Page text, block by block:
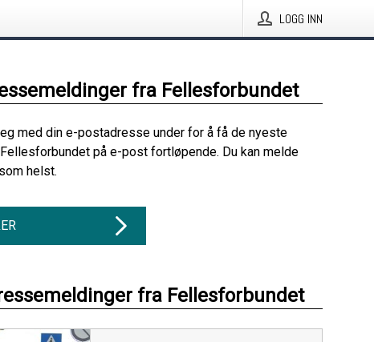
LOGG INN
fra Fellesforbundet
med din e-postadresse under for å få de nyeste
på e-post fortløpende. Du kan melde
helst.
fra Fellesforbundet